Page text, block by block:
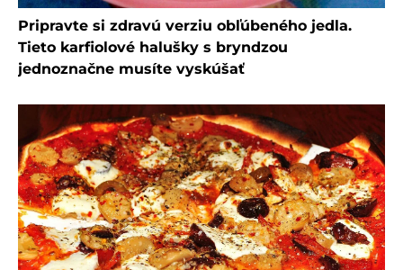
Pripravte si zdravú verziu obľúbeného jedla.
Tieto karfiolové halušky s bryndzou
jednoznačne musíte vyskúšať